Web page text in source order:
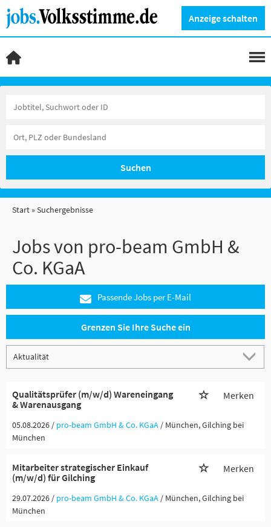
Anzeige schalten
Suchen
Start Suchergebnisse
Jobs von pro-beam GmbH &
Co. KGaA
Passende Jobs per E-Mail
Grenzen Sie Ihre Suche ein
Qualitätsprüfer (m/w/d) Wareneingang
& Warenausgang
Merken
05.08.2026 / pro-beam GmbH & Co. KGaA / München, Gilching bei
München
Mitarbeiter strategischer Einkauf
(m/w/d) für Gilching
Merken
29.07.2026 / pro-beam GmbH & Co. KGaA / München, Gilching bei
München